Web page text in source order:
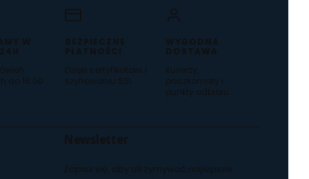
W
do 16:00
BEZPIECZNE
PŁATNOŚCI
Dzięki certyfikatowi i
szyfrowaniu SSL
WYGODNA
DOSTAWA
Kurierzy,
paczkomaty i
punkty odbioru
Newsletter
Zapisz się, aby otrzymywać najlepsze